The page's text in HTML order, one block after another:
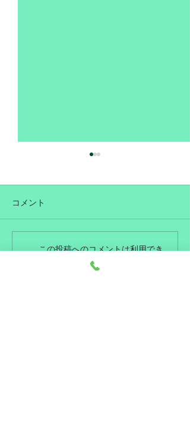
コメント
この投稿へのコメントは利用でき
なくなりました。詳細はサイト所
有者にお問い合わせください。